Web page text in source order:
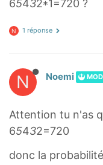
65432*1=720 ?
N 1 réponse
N Noemi
Attention tu n'as
65432=720
donc la